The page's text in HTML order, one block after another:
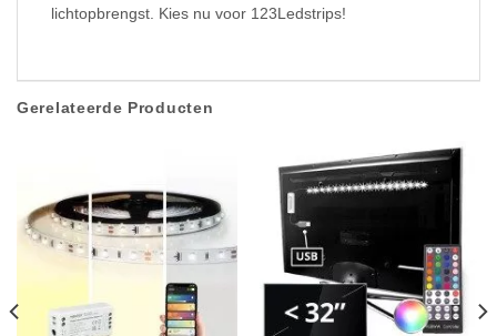
lichtopbrengst. Kies nu voor 123Ledstrips!
Gerelateerde Producten